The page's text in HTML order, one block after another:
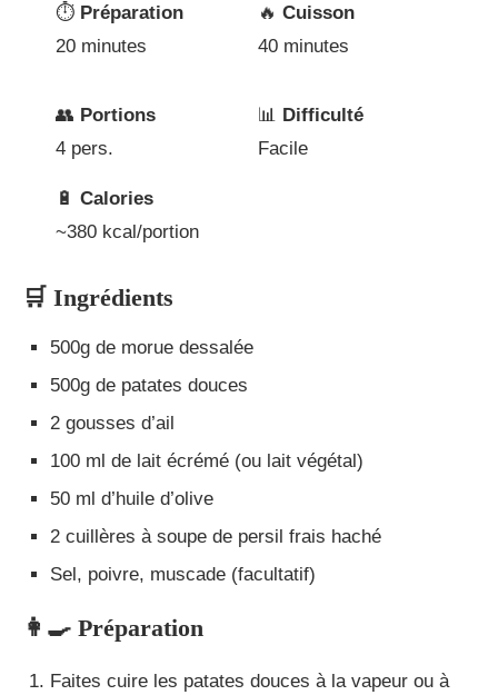
⏱️ Préparation
20 minutes
🔥 Cuisson
40 minutes
👥 Portions
4 pers.
📊 Difficulté
Facile
🔋 Calories
~380 kcal/portion
🛒 Ingrédients
500g de morue dessalée
500g de patates douces
2 gousses d’ail
100 ml de lait écrémé (ou lait végétal)
50 ml d’huile d’olive
2 cuillères à soupe de persil frais haché
Sel, poivre, muscade (facultatif)
👩‍🍳 Préparation
Faites cuire les patates douces à la vapeur ou à